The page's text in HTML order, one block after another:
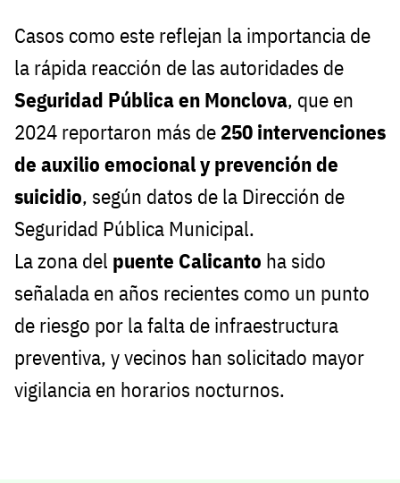
Casos como este reflejan la importancia de
la rápida reacción de las autoridades de
Seguridad Pública en Monclova, que en
2024 reportaron más de 250 intervenciones
de auxilio emocional y prevención de
suicidio, según datos de la Dirección de
Seguridad Pública Municipal.
La zona del puente Calicanto ha sido
señalada en años recientes como un punto
de riesgo por la falta de infraestructura
preventiva, y vecinos han solicitado mayor
vigilancia en horarios nocturnos.